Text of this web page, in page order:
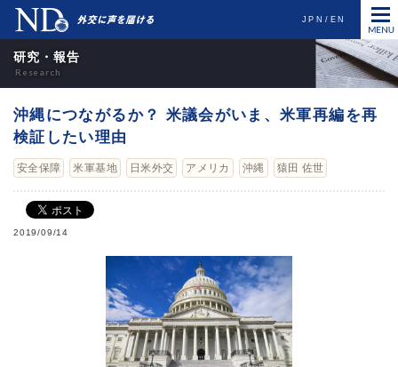
JPN EN
研究・報告
沖縄につながるか？ 米議会がいま、米軍再編を再
検証したい理由
安全保障 米軍基地 日米外交 アメリカ 沖縄 猿田 佐世
2019/09/14